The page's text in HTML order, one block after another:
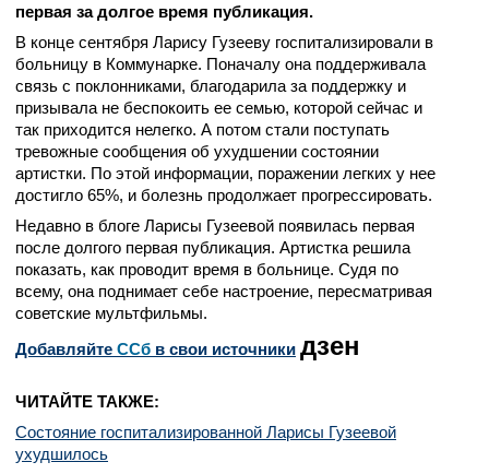
первая за долгое время публикация.
В конце сентября Ларису Гузееву госпитализировали в
больницу в Коммунарке. Поначалу она поддерживала
связь с поклонниками, благодарила за поддержку и
призывала не беспокоить ее семью, которой сейчас и
так приходится нелегко. А потом стали поступать
тревожные сообщения об ухудшении состоянии
артистки. По этой информации, поражении легких у нее
достигло 65%, и болезнь продолжает прогрессировать.
Недавно в блоге Ларисы Гузеевой появилась первая
после долгого первая публикация. Артистка решила
показать, как проводит время в больнице. Судя по
всему, она поднимает себе настроение, пересматривая
советские мультфильмы.
Добавляйте CСб в свои источники дзен
ЧИТАЙТЕ ТАКЖЕ:
Состояние госпитализированной Ларисы Гузеевой
ухудшилось